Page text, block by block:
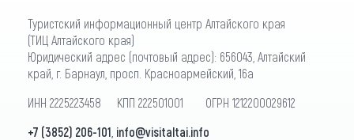
Туристский информационный центр Алтайского края
(ТИЦ Алтайского края)
Юридический адрес (почтовый адрес): 656043, Алтайский
край, г. Барнаул, просп. Красноармейский, 16а
ИНН 2225223458 КПП 222501001 ОГРН 1212200029612
+7 (3852) 206-101 info@visitaltai.info